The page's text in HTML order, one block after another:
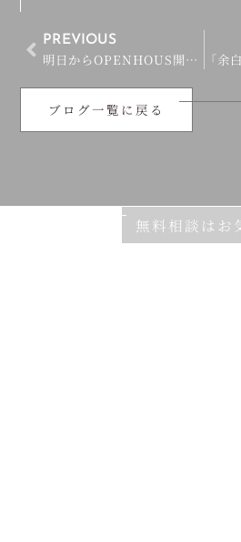
PREVIOUS
明日からOPENHOUS開催の「双明の家」家具設置完了！
ブログ一覧に戻る
無料相談はお